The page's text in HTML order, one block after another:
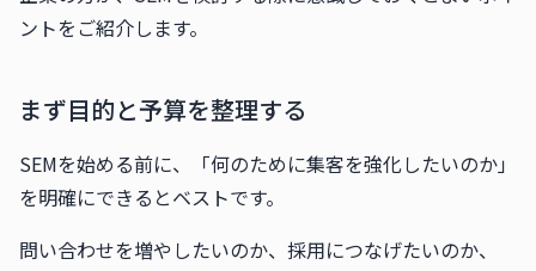
ントをご紹介します。
まず目的と予算を整理する
SEMを始める前に、「何のために集客を強化したいのか」
を明確にできるとベストです。
問い合わせを増やしたいのか、採用につなげたいのか、